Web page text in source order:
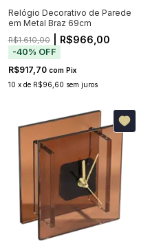
Relógio Decorativo de Parede
em Metal Braz 69cm
R$1.610,00| R$966,00
-40% OFF
R$917,70 com Pix
10 x de R$96,60 sem juros